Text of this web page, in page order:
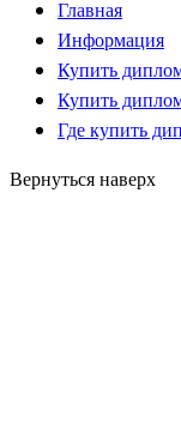
Главная
Информация
Купить
Купить
Где купить
Вернуться наверх